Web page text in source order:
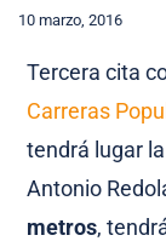
10 marzo, 2016
Tercera cita
Carreras
tendrá lugar
Antonio
metros,